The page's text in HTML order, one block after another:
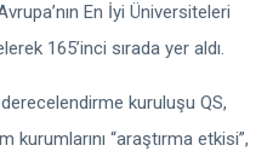
En İyi Üniversiteleri
165’inci sırada yer aldı.
kuruluşu QS,
kurumlarını “araştırma etkisi”,